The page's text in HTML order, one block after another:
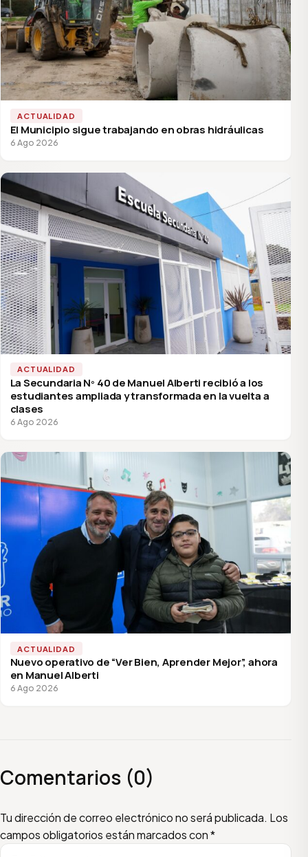
ACTUALIDAD
El Municipio sigue trabajando en obras hidráulicas
6 Ago 2026
ACTUALIDAD
La Secundaria Nº 40 de Manuel Alberti recibió a los
estudiantes ampliada y transformada en la vuelta a
clases
6 Ago 2026
ACTUALIDAD
Nuevo operativo de “Ver Bien, Aprender Mejor”, ahora
en Manuel Alberti
6 Ago 2026
Comentarios (0)
Tu dirección de correo electrónico no será publicada. Los
campos obligatorios están marcados con*
Escribí tu comentario
Nombre
Email